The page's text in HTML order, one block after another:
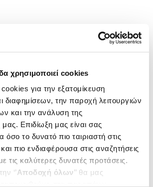
χρησιμοποιεί cookies
για την εξατομίκευση
διαφημίσεων, την παροχή λειτουργιών
και την ανάλυση της
μας. Επιδίωξη μας είναι σας
το δυνατό πιο ταιριαστή στις
πιο ενδιαφέρουσα στις αναζητήσεις
τις καλύτερες δυνατές προτάσεις.
‘’Αποδοχή όλων’’ θα μας